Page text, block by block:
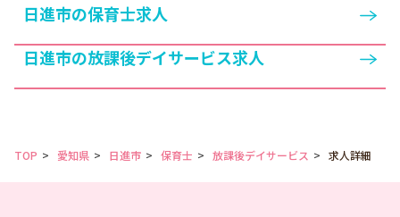
日進市の保育士求人
日進市の放課後デイサービス求人
TOP 愛知県 日進市 保育士 放課後デイサービス 求人詳細